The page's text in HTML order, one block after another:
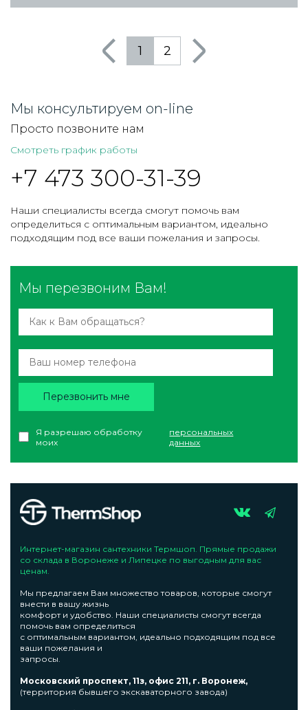
1 2
Мы консультируем on-line
Просто позвоните нам
Смотреть график работы
+7 473 300-31-39
Наши специалисты всегда смогут помочь вам
определиться с оптимальным вариантом, идеально
подходящим под все ваши пожелания и запросы.
Мы перезвоним Вам!
Я разрешаю обработку
моих
персональных
данных
Перезвонить мне
Интернет-магазин сантехники Термшоп. Прямые продажи
со склада в Воронеже и Липецке по выгодным для вас
ценам.
Мы предлагаем Вам множество товаров, которые смогут
внести в вашу жизнь
комфорт и удобство. Наши специалисты смогут всегда
помочь вам определиться
с оптимальным вариантом, идеально подходящим под все
ваши пожелания и
запросы.
Московский проспект, 11з, офис 211, г. Воронеж,
(территория бывшего экскаваторного завода)